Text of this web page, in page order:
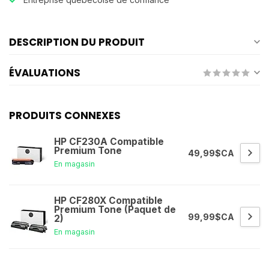
DESCRIPTION DU PRODUIT
ÉVALUATIONS
PRODUITS CONNEXES
HP CF230A Compatible
Premium Tone
En magasin
49,99$CA
HP CF280X Compatible
Premium Tone (Paquet de
2)
En magasin
99,99$CA